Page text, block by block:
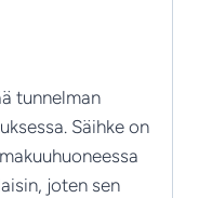
tunnelman
Säihke on
joten sen